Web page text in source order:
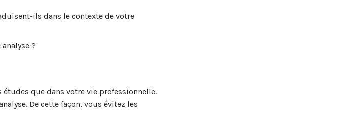
ils dans le contexte de votre
?
études que dans votre vie professionnelle.
De cette façon, vous évitez les